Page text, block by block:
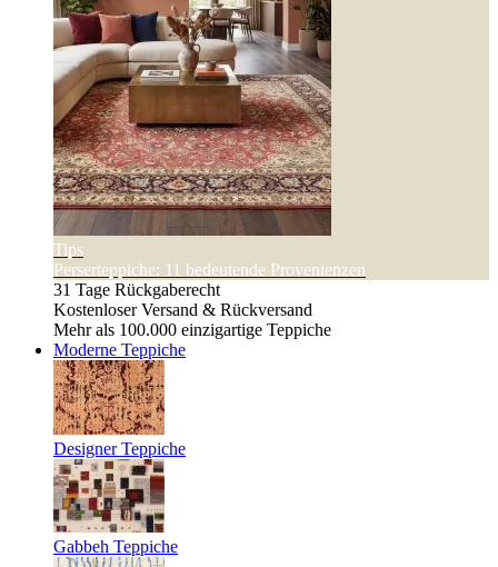
Tips
Perserteppiche: 11 bedeutende Provenienzen
31 Tage Rückgaberecht
Kostenloser Versand & Rückversand
Mehr als 100.000 einzigartige Teppiche
Moderne Teppiche
Designer Teppiche
Gabbeh Teppiche